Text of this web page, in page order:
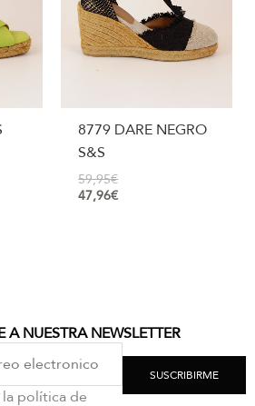
8779 DARE NEGRO
S&S
59,95€
47,96€
A NUESTRA NEWSLETTER
política de
SUSCRIBIRME